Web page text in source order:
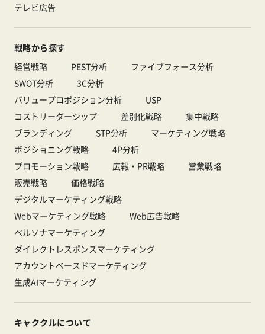
テレビ広告
戦略から探す
経営戦略
PEST分析
ファイブフォース分析
SWOT分析
3C分析
バリュープロポジション分析
USP
コストリーダーシップ
差別化戦略
集中戦略
ブランディング
STP分析
マーケティング戦略
ポジショニング戦略
4P分析
プロモーション戦略
広報・PR戦略
営業戦略
販売戦略
価格戦略
デジタルマーケティング戦略
Webマーケティング戦略
Web広告戦略
ペルソナマーケティング
ダイレクトレスポンスマーケティング
アカウントベースドマーケティング
生成AIマーケティング
キャククルについて